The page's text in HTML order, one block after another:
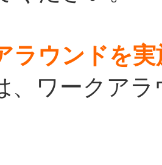
ラウンドを
、ワークア